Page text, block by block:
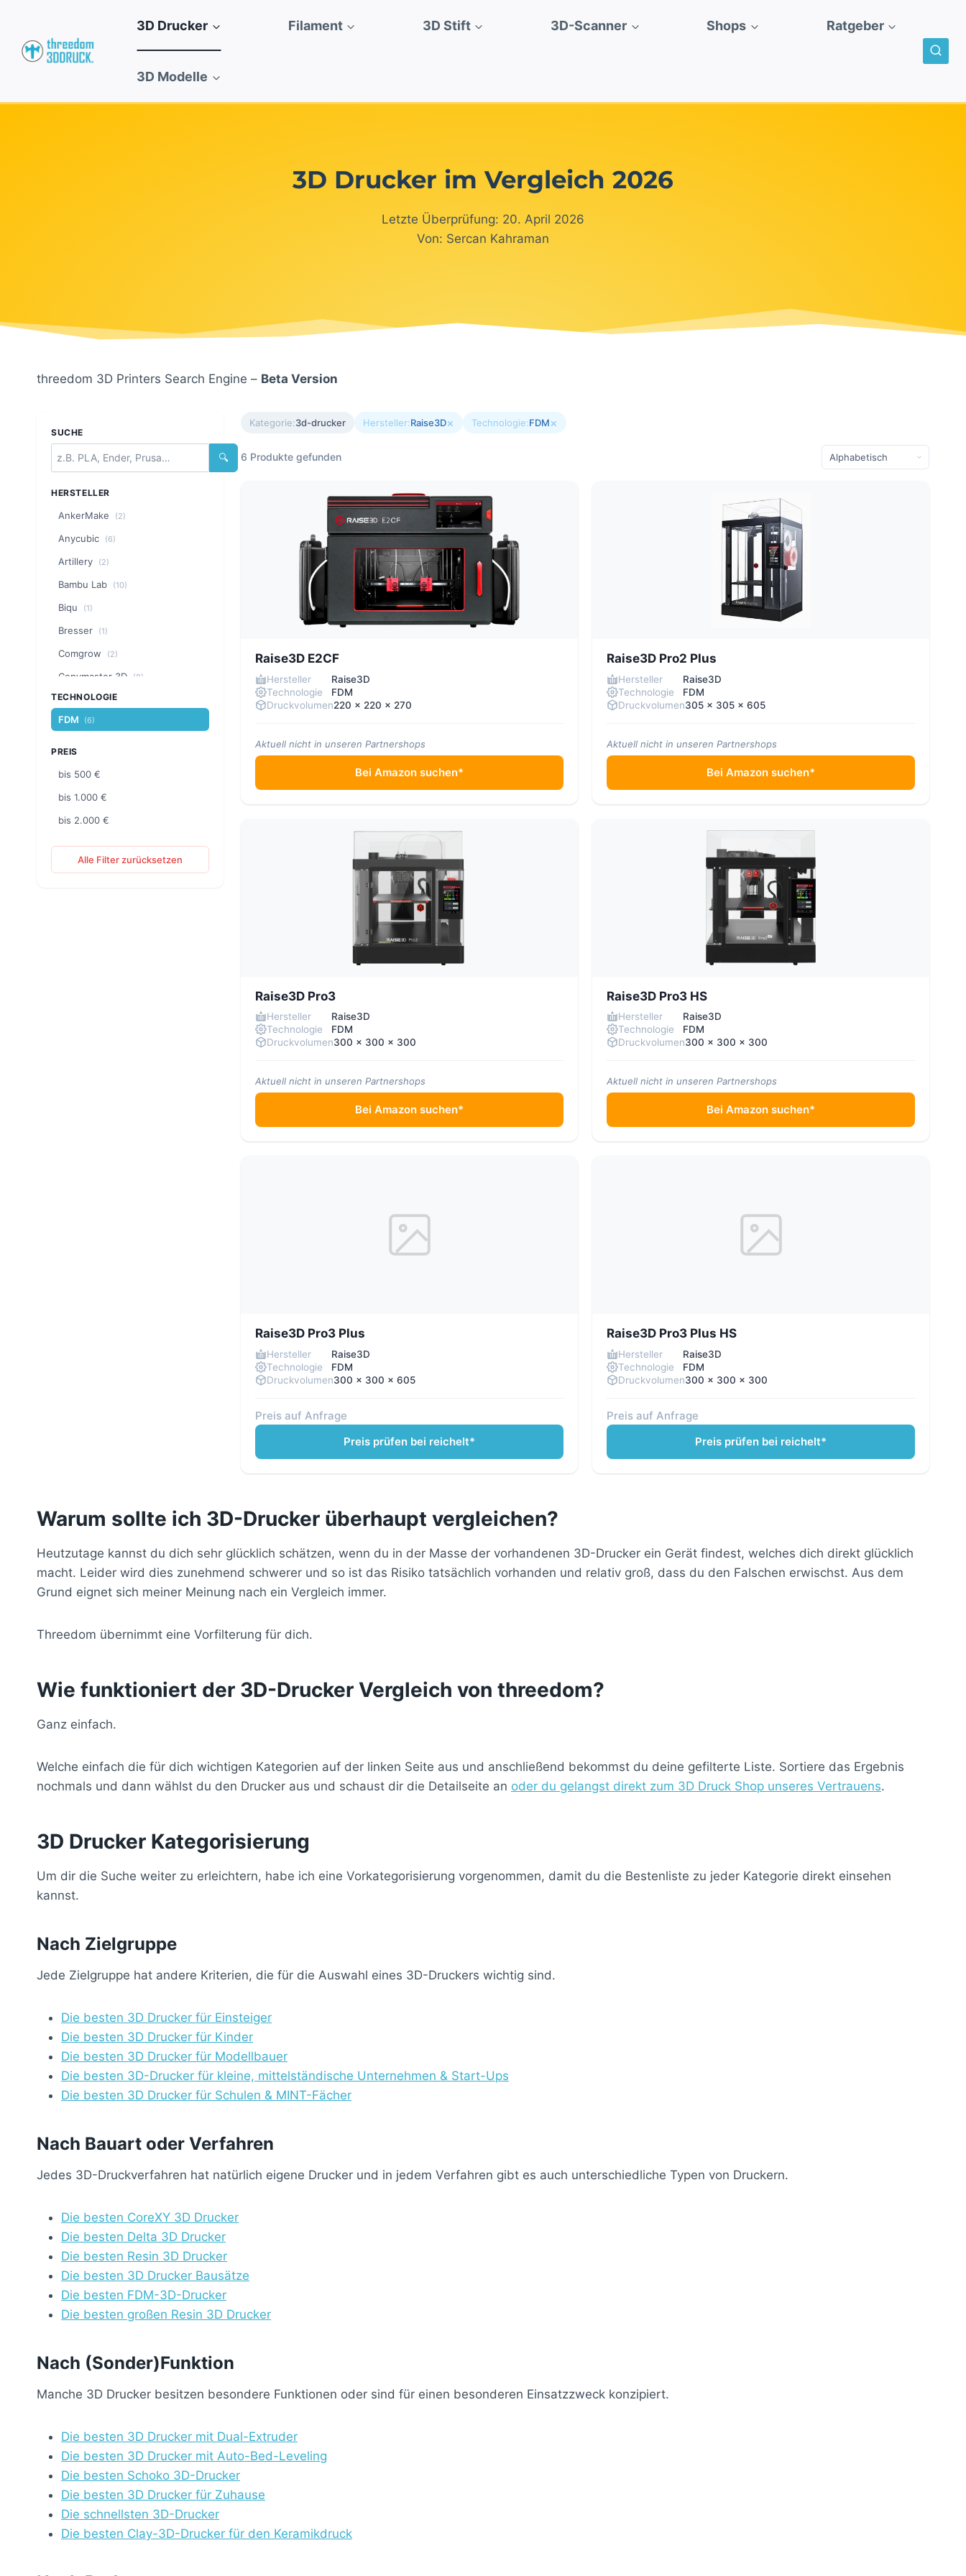
springen
3D Drucker Filament 3D Stift 3D-Scanner Shops Ratgeber
3D Modelle
3D Drucker im Vergleich 2026
Letzte Überprüfung: 20. April 2026
Von: Sercan Kahraman
threedom 3D Printers Search Engine – Beta Version
SUCHE
🔍
HERSTELLER
AnkerMake (2)
Anycubic (6)
Artillery (2)
Bambu Lab (10)
Biqu (1)
Bresser (1)
Comgrow (2)
Copymaster 3D (8)
Craftbot (2)
Creality
CreatBot
ELEGOO
Flashforge
FLSUN (4)
MakerBot (1)
TECHNOLOGIE
FDM (6)
PREIS
bis 500 €
bis 1.000 €
bis 2.000 €
Alle Filter zurücksetzen
Kategorie:3d-drucker Hersteller:Raise3D× Technologie:FDM×
6 Produkte gefunden
Raise3D E2CF
Hersteller
Raise3D
Technologie
FDM
Druckvolumen220 x 220 x 270
Aktuell nicht in unseren Partnershops
Bei Amazon suchen*
Raise3D Pro2 Plus
Hersteller
Raise3D
Technologie
FDM
Druckvolumen305 x 305 x 605
Aktuell nicht in unseren Partnershops
Bei Amazon suchen*
Raise3D Pro3
Hersteller
Raise3D
Technologie
FDM
Druckvolumen300 x 300 x 300
Aktuell nicht in unseren Partnershops
Bei Amazon suchen*
Raise3D Pro3 HS
Hersteller
Raise3D
Technologie
FDM
Druckvolumen300 × 300 × 300
Aktuell nicht in unseren Partnershops
Bei Amazon suchen*
Raise3D Pro3 Plus
Hersteller
Raise3D
Technologie
FDM
Druckvolumen300 × 300 × 605
Preis auf Anfrage
Preis prüfen bei reichelt*
Raise3D Pro3 Plus HS
Hersteller
Raise3D
Technologie
FDM
Druckvolumen300 x 300 x 300
Preis auf Anfrage
Preis prüfen bei reichelt*
Warum sollte ich 3D-Drucker überhaupt vergleichen?
Heutzutage kannst du dich sehr glücklich schätzen, wenn du in der Masse der vorhandenen 3D-Drucker ein Gerät findest, welches dich direkt glücklich
macht. Leider wird dies zunehmend schwerer und so ist das Risiko tatsächlich vorhanden und relativ groß, dass du den Falschen erwischst. Aus dem
Grund eignet sich meiner Meinung nach ein Vergleich immer.
Threedom übernimmt eine Vorfilterung für dich.
Wie funktioniert der 3D-Drucker Vergleich von threedom?
Ganz einfach.
Welche einfach die für dich wichtigen Kategorien auf der linken Seite aus und anschließend bekommst du deine gefilterte Liste. Sortiere das Ergebnis
nochmals und dann wählst du den Drucker aus und schaust dir die Detailseite an oder du gelangst direkt zum 3D Druck Shop unseres Vertrauens.
3D Drucker Kategorisierung
Um dir die Suche weiter zu erleichtern, habe ich eine Vorkategorisierung vorgenommen, damit du die Bestenliste zu jeder Kategorie direkt einsehen
kannst.
Nach Zielgruppe
Jede Zielgruppe hat andere Kriterien, die für die Auswahl eines 3D-Druckers wichtig sind.
Die besten 3D Drucker für Einsteiger
Die besten 3D Drucker für Kinder
Die besten 3D Drucker für Modellbauer
Die besten 3D-Drucker für kleine, mittelständische Unternehmen & Start-Ups
Die besten 3D Drucker für Schulen & MINT-Fächer
Nach Bauart oder Verfahren
Jedes 3D-Druckverfahren hat natürlich eigene Drucker und in jedem Verfahren gibt es auch unterschiedliche Typen von Druckern.
Die besten CoreXY 3D Drucker
Die besten Delta 3D Drucker
Die besten Resin 3D Drucker
Die besten 3D Drucker Bausätze
Die besten FDM-3D-Drucker
Die besten großen Resin 3D Drucker
Nach (Sonder)Funktion
Manche 3D Drucker besitzen besondere Funktionen oder sind für einen besonderen Einsatzzweck konzipiert.
Die besten 3D Drucker mit Dual-Extruder
Die besten 3D Drucker mit Auto-Bed-Leveling
Die besten Schoko 3D-Drucker
Die besten 3D Drucker für Zuhause
Die schnellsten 3D-Drucker
Die besten Clay-3D-Drucker für den Keramikdruck